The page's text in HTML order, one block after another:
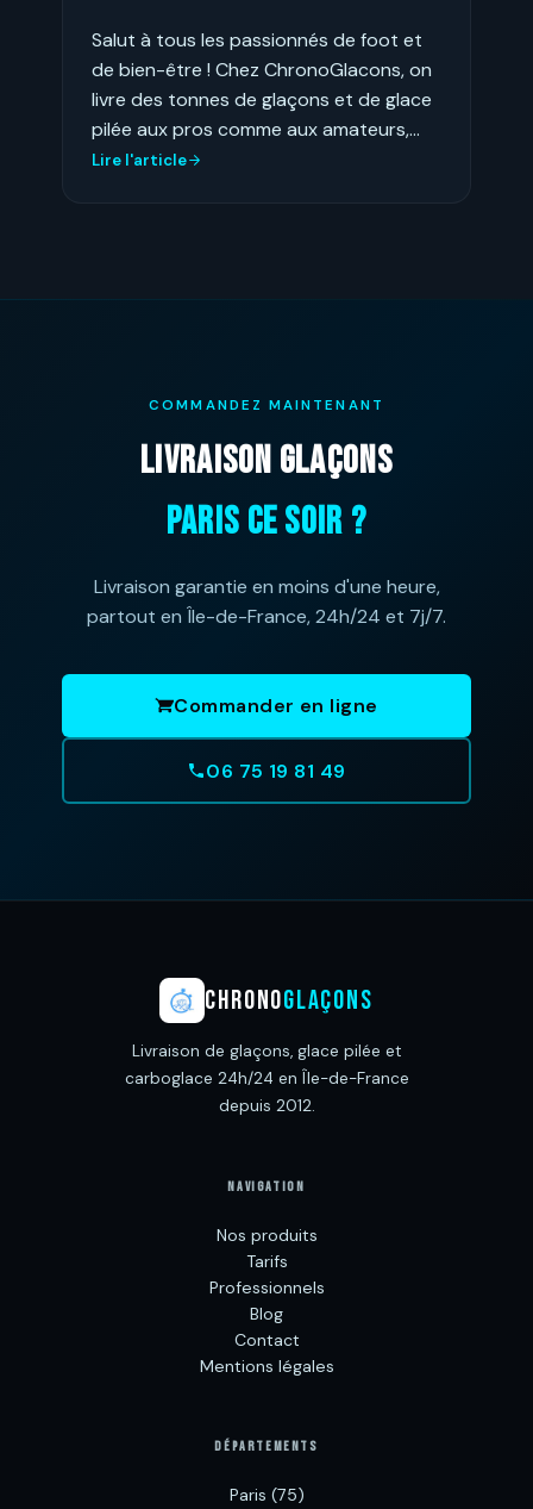
Salut à tous les passionnés de foot et
de bien-être ! Chez ChronoGlacons, on
livre des tonnes de glaçons et de glace
pilée aux pros comme aux amateurs,…
Lire l'article
COMMANDEZ MAINTENANT
LIVRAISON GLAÇONS
PARIS CE SOIR ?
Livraison garantie en moins d'une heure,
partout en Île-de-France, 24h/24 et 7j/7.
Commander en ligne
06 75 19 81 49
CHRONOGLAÇONS
Livraison de glaçons, glace pilée et
carboglace 24h/24 en Île-de-France
depuis 2012.
NAVIGATION
Nos produits
Tarifs
Professionnels
Blog
Contact
Mentions légales
DÉPARTEMENTS
Paris (75)